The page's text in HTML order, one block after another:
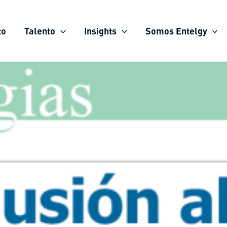
Talento Insights Somos Entelgy